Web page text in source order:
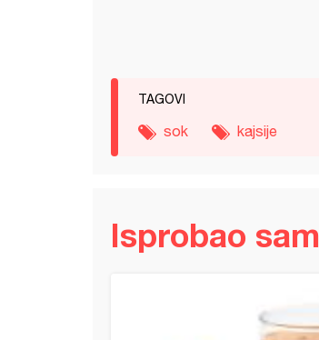
TAGOVI
sok kajsije
Isprobao sam